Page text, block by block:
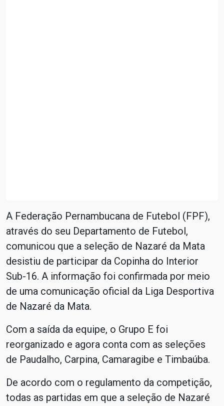
A Federação Pernambucana de Futebol (FPF),
através do seu Departamento de Futebol,
comunicou que a seleção de Nazaré da Mata
desistiu de participar da Copinha do Interior
Sub-16. A informação foi confirmada por meio
de uma comunicação oficial da Liga Desportiva
de Nazaré da Mata.
Com a saída da equipe, o Grupo E foi
reorganizado e agora conta com as seleções
de Paudalho, Carpina, Camaragibe e Timbaúba.
De acordo com o regulamento da competição,
todas as partidas em que a seleção de Nazaré